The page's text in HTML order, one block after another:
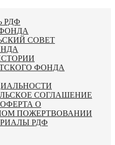
РДФ
СОВЕТ
ФОНДА
СОГЛАШЕНИЕ
О
ПОЖЕРТВОВАНИИ
РДФ